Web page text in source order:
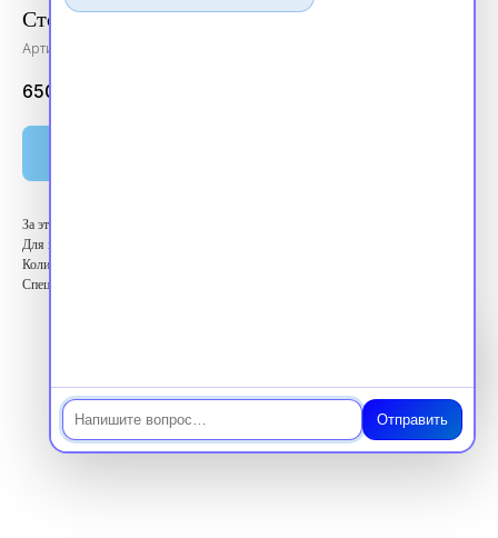
Отправить
Стоматология хирургическая
Артикул:
6500.00
За этот курс вы получите 36 баллов ЗЕТ
Для кого: Высший медицинский персонал
Количество баллов: 36 ЗЕТ
Специальность: Стоматология хирургическая